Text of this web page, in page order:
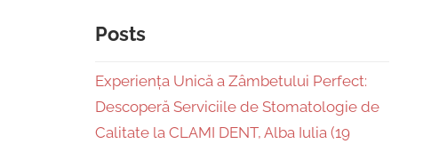
Posts
Experiența Unică a Zâmbetului Perfect:
Descoperă Serviciile de Stomatologie de
Calitate la CLAMI DENT, Alba Iulia (19